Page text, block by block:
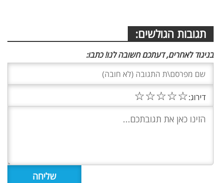
תגובות הגולשים:
בניגוד לאחרים, דעתכם חשובה לנו! כתבו:
דירוג:☆
☆
☆
☆
☆